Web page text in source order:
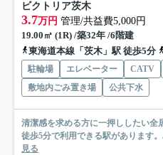
ビクトリア茨木
3.7万円 管理/共益費5,000円
19.00㎡ (1R) /築32年 /6階建
東海道本線「茨木」駅 徒歩5分
駐輪場 エレベーター CATV
敷地内ごみ置き場
公共下水
清潔感を求める方に一押ししたい全
徒歩5分で利用できる駅があります
見る